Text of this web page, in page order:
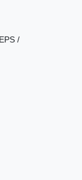
/